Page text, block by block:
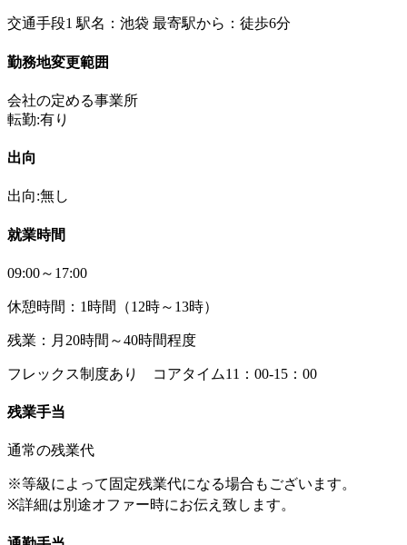
交通手段1 駅名：池袋 最寄駅から：徒歩6分
勤務地変更範囲
会社の定める事業所
転勤:有り
出向
出向:無し
就業時間
09:00～17:00
休憩時間：1時間（12時～13時）
残業：月20時間～40時間程度
フレックス制度あり コアタイム11：00-15：00
残業手当
通常の残業代
※等級によって固定残業代になる場合もございます。
※詳細は別途オファー時にお伝え致します。